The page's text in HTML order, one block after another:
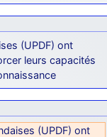
(UPDF) ont
leurs capacités
(UPDF) ont